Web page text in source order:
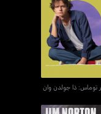
توماس: ذا جولدن وان
توماس: ذا جولدن وان